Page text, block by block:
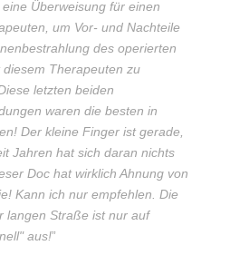
Überweisung für einen
um Vor- und Nachteile
des operierten
diesem Therapeuten zu
letzten beiden
waren die besten in
Der kleine Finger ist gerade,
Jahren hat sich daran nichts
Doc hat wirklich Ahnung von
Kann ich nur empfehlen. Die
langen Straße ist nur auf
aus!”